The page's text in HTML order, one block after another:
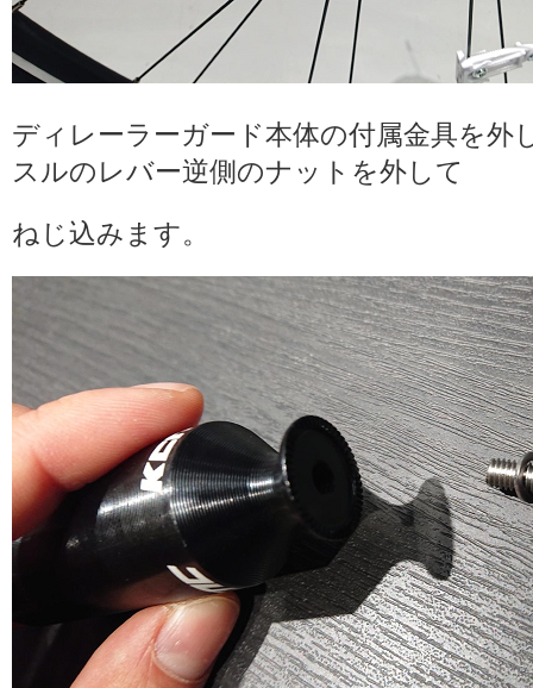
ディレーラーガード本体の付属金具を外
スルのレバー逆側のナットを外して
ねじ込みます。